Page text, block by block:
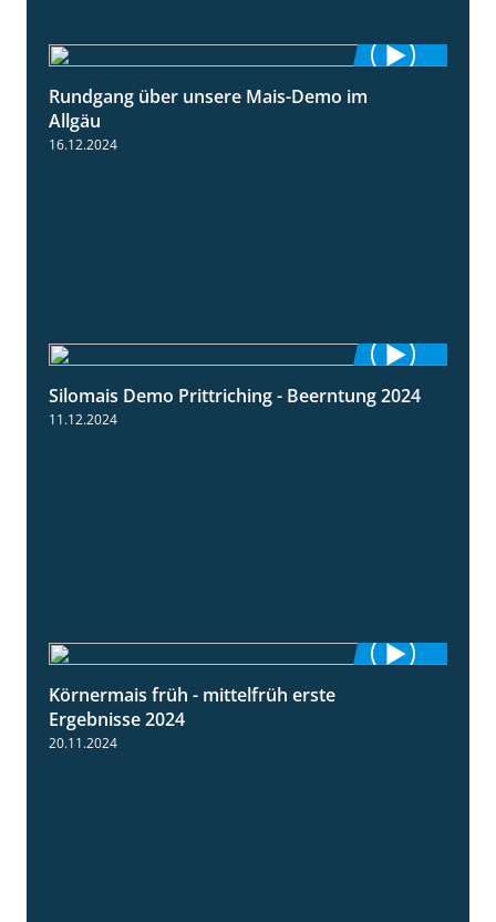
Rundgang über unsere Mais-Demo im
Allgäu
16.12.2024
12:28
Silomais Demo Prittriching - Beerntung 2024
11.12.2024
Körnermais früh - mittelfrüh erste
Ergebnisse 2024
20.11.2024